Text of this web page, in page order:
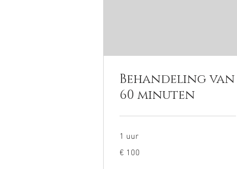
Behandeling van
60 minuten
1 uur
euro
€ 100